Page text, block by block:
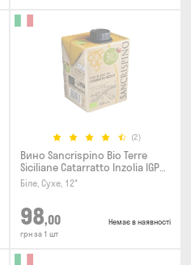
(2)
Вино Sancrispino Bio Terre
Siciliane Catarratto Inzolia IGP
0.5л
Біле, Сухе, 12°
98,00
грн за 1 шт
Немає в наявності